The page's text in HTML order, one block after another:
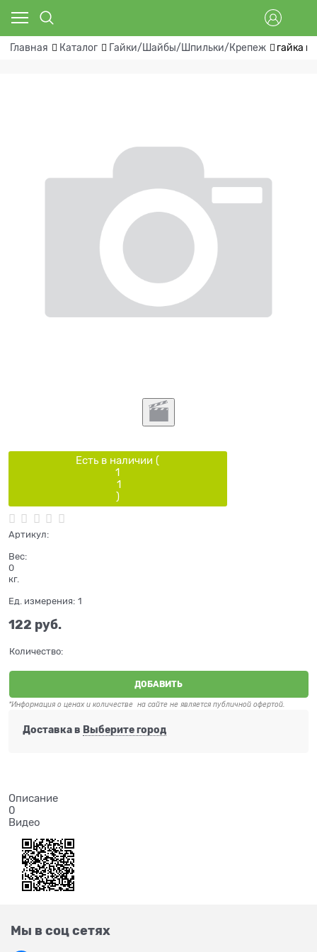
Главная Каталог Гайки/Шайбы/Шпильки/Крепеж гайка
Есть в наличии (
1
1
)
Артикул:
Вес:
0
кг.
Ед. измерения: 1
122 руб.
Количество:
ДОБАВИТЬ
*Информация о ценах и количестве на сайте не является публичной офертой.
Доставка в Выберите город
Описание
0
Видео
Мы в соц сетях